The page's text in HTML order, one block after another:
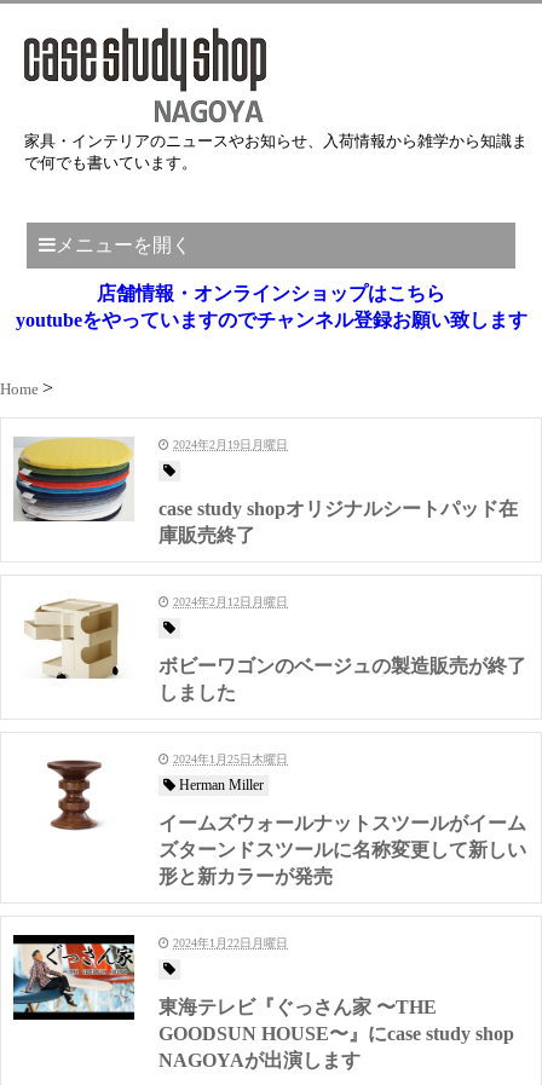
家具・インテリアのニュースやお知らせ、入荷情報から雑学から知識ま
で何でも書いています。
メニューを開く
店舗情報・オンラインショップはこちら
youtubeをやっていますのでチャンネル登録お願い致します
Home
2024年2月19日月曜日
case study shopオリジナルシートパッド在
庫販売終了
2024年2月12日月曜日
ボビーワゴンのベージュの製造販売が終了
しました
2024年1月25日木曜日
Herman Miller
イームズウォールナットスツールがイーム
ズターンドスツールに名称変更して新しい
形と新カラーが発売
2024年1月22日月曜日
東海テレビ『ぐっさん家 〜THE
GOODSUN HOUSE〜』にcase study shop
NAGOYAが出演します